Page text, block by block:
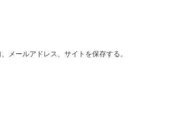
メールアドレス、サイトを保存する。